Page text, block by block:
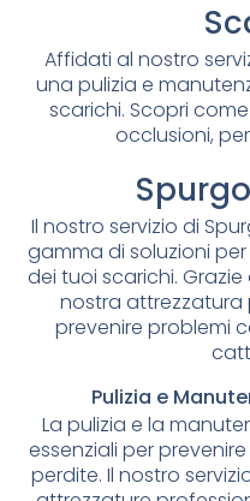
Affidati al nostro
una pulizia e
scarichi. Scopri
occlusioni,
Il nostro servizio di
gamma di soluzioni
dei tuoi scarichi.
nostra attrezzatura
prevenire problemi
Pulizia e
La pulizia e la
essenziali per
perdite. Il nostro